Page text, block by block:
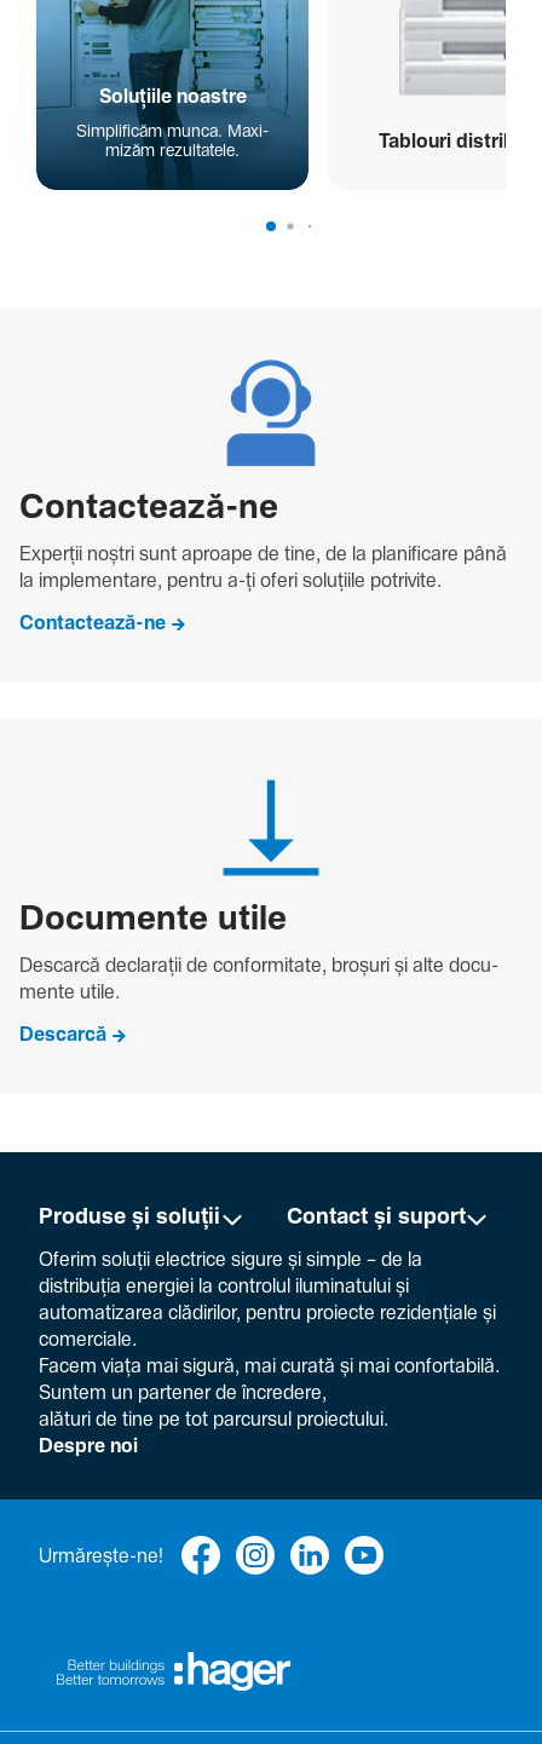
Solu­țiile noastre
Simpli­ficăm munca. Maxi­
mizăm rezul­ta­tele.
Tablouri
Contac­tează-ne
Experții noștri sunt aproape de tine, de la plani­fi­care până
la imple­men­tare, pentru a-ți oferi solu­țiile potri­vite.
Contactează-ne
Docu­mente utile
Descarcă decla­rații de conformitate, broșuri și alte docu­
mente utile.
Descarcă
Produse și soluții Contact și suport
Oferim soluții electrice sigure și simple – de la
distribuția energiei la controlul ilumi­na­tului și
auto­ma­ti­zarea clădi­rilor, pentru proiecte rezi­den­țiale și
comer­ciale.
Facem viața mai sigură, mai curată și mai confor­ta­bilă.
Suntem un partener de încre­dere,
alături de tine pe tot parcursul proiec­tului.
Despre noi
Urmă­rește-ne!